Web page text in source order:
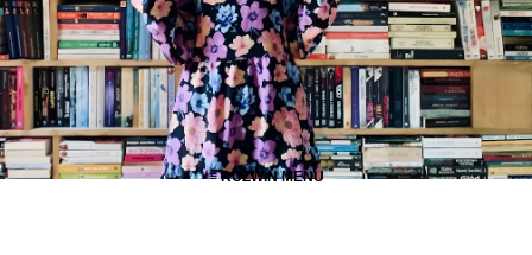
≡ ROZWIŃ MENU